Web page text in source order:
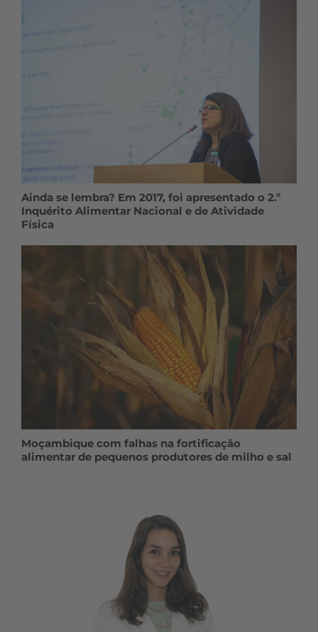
Ainda se lembra? Em 2017, foi apresentado o 2.º
Inquérito Alimentar Nacional e de Atividade
Física
Moçambique com falhas na fortificação
alimentar de pequenos produtores de milho e sal